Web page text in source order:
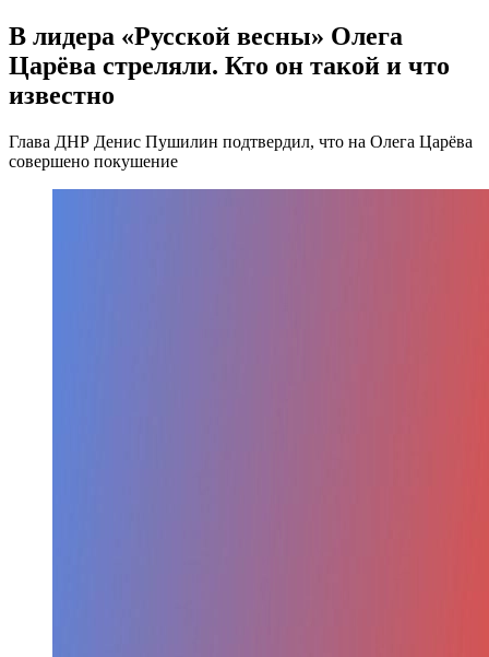
В лидера «Русской весны» Олега
Царёва стреляли. Кто он такой и что
известно
Глава ДНР Денис Пушилин подтвердил, что на Олега Царёва
совершено покушение